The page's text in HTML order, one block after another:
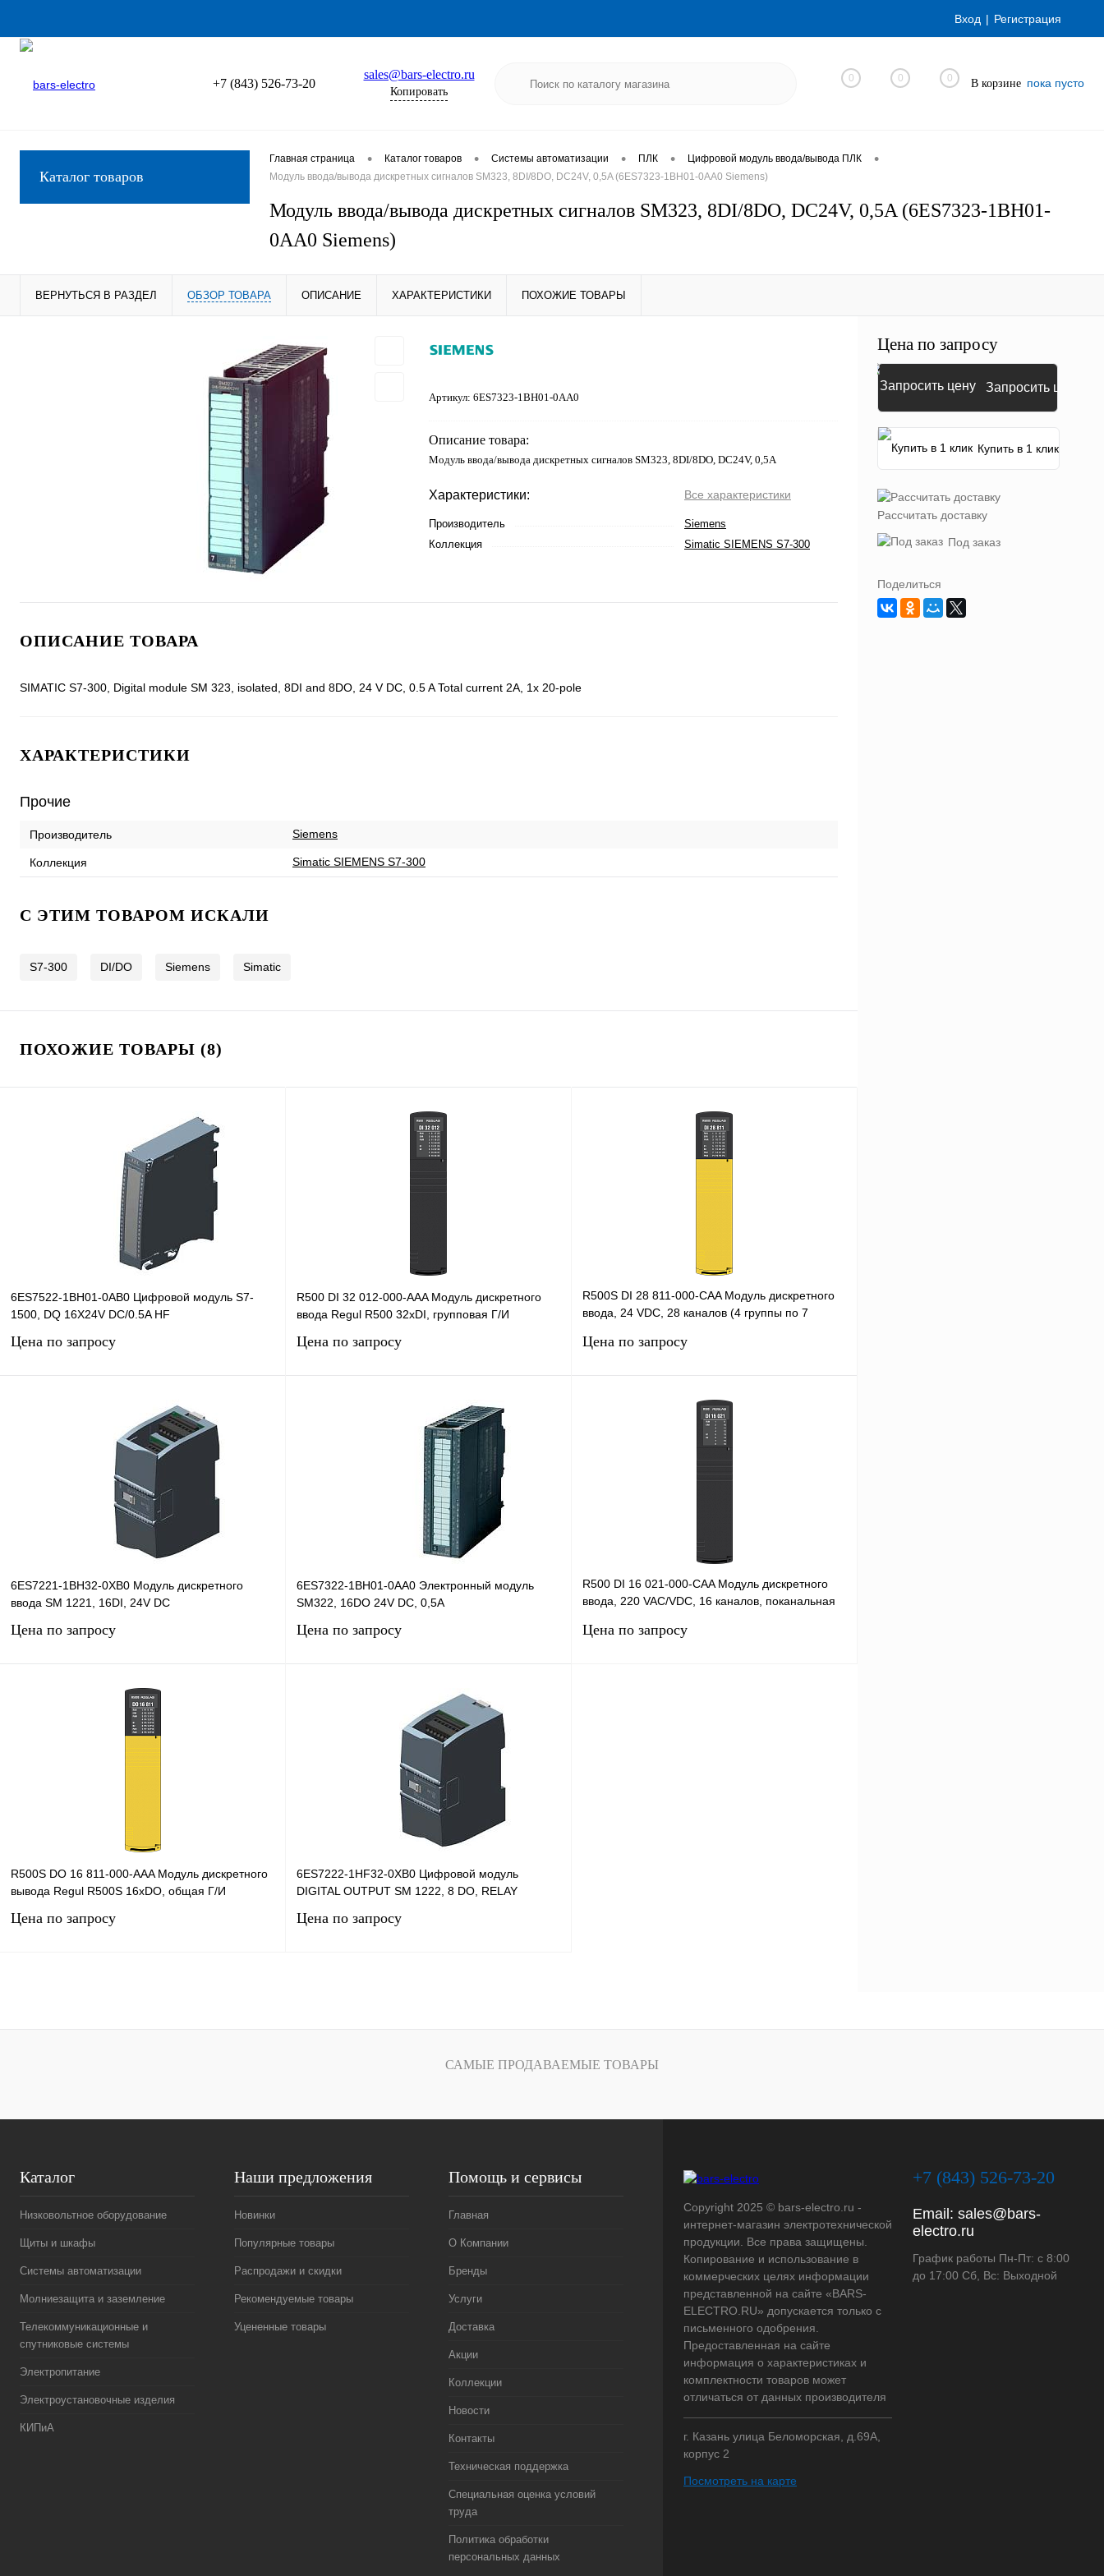
Вход Регистрация
+7 (843) 526-73-20
sales@bars-electro.ru
Копировать
0 0 0 В корзине пока пусто
Каталог товаров
Главная страница • Каталог товаров • Системы автоматизации • ПЛК • Цифровой модуль ввода/вывода ПЛК •
Модуль ввода/вывода дискретных сигналов SM323, 8DI/8DO, DC24V, 0,5A (6ES7323-1BH01-0AA0 Siemens)
Модуль ввода/вывода дискретных сигналов SM323, 8DI/8DO, DC24V, 0,5A (6ES7323-1BH01-
0AA0 Siemens)
ВЕРНУТЬСЯ В РАЗДЕЛ ОБЗОР ТОВАРА ОПИСАНИЕ ХАРАКТЕРИСТИКИ ПОХОЖИЕ ТОВАРЫ
Артикул: 6ES7323-1BH01-0AA0
Описание товара:
Модуль ввода/вывода дискретных сигналов SM323, 8DI/8DO, DC24V, 0,5A
Характеристики: Все характеристики
Производитель
Siemens
Коллекция
Simatic SIEMENS S7-300
ОПИСАНИЕ ТОВАРА
SIMATIC S7-300, Digital module SM 323, isolated, 8DI and 8DO, 24 V DC, 0.5 A Total current 2A, 1x 20-pole
ХАРАКТЕРИСТИКИ
Прочие
Производитель Siemens
Коллекция Simatic SIEMENS S7-300
C ЭТИМ ТОВАРОМ ИСКАЛИ
S7-300 DI/DO Siemens Simatic
ПОХОЖИЕ ТОВАРЫ (8)
6ES7522-1BH01-0AB0 Цифровой модуль S7-
1500, DQ 16X24V DC/0.5A HF
Цена по запросу
Запросить цену
Сравнение
R500 DI 32 012-000-AAA Модуль дискретного
ввода Regul R500 32хDI, групповая Г/И
Цена по запросу
Запросить цену
Сравнение
Под заказ
R500S DI 28 811-000-CAA Модуль дискретного
ввода, 24 VDC, 28 каналов (4 группы по 7
Цена по запросу
Запросить цену
6ES7221-1BH32-0XB0 Модуль дискретного
ввода SM 1221, 16DI, 24V DC
Цена по запросу
Запросить цену
6ES7322-1BH01-0AA0 Электронный модуль
SM322, 16DO 24V DC, 0,5A
Цена по запросу
Запросить цену
Сравнение
R500 DI 16 021-000-CAA Модуль дискретного
ввода, 220 VAC/VDC, 16 каналов, поканальная
Цена по запросу
R500S DO 16 811-000-AAA Модуль дискретного
вывода Regul R500S 16хDO, общая Г/И
Цена по запросу
Купить в 1 клик Сравнение
6ES7222-1HF32-0XB0 Цифровой модуль
DIGITAL OUTPUT SM 1222, 8 DO, RELAY
Цена по запросу
Купить в 1 клик Сравнение
Цена по запросу
Запросить цену
Купить в 1 клик
Рассчитать доставку
Под заказ
Поделиться
САМЫЕ ПРОДАВАЕМЫЕ ТОВАРЫ
Каталог
Низковольтное оборудование
Щиты и шкафы
Системы автоматизации
Молниезащита и заземление
Телекоммуникационные и
спутниковые системы
Электропитание
Электроустановочные изделия
КИПиА
Наши предложения
Новинки
Популярные товары
Распродажи и скидки
Рекомендуемые товары
Уцененные товары
Помощь и сервисы
Главная
О Компании
Бренды
Услуги
Доставка
Акции
Коллекции
Новости
Контакты
Техническая поддержка
Специальная оценка условий
труда
Политика обработки
персональных данных
Copyright 2025 © bars-electro.ru -
интернет-магазин электротехнической
продукции. Все права защищены.
Копирование и использование в
коммерческих целях информации
представленной на сайте «BARS-
ELECTRO.RU» допускается только с
письменного одобрения.
Предоставленная на сайте
информация о характеристиках и
комплектности товаров может
отличаться от данных производителя
г. Казань улица Беломорская, д.69А,
корпус 2
Посмотреть на карте
+7 (843) 526-73-20
Email: sales@bars-
electro.ru
График работы Пн-Пт: с 8:00
до 17:00 Сб, Вс: Выходной